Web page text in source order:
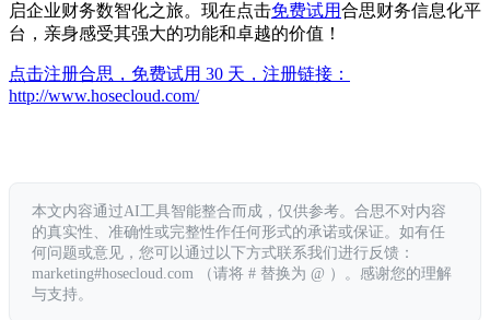
启企业财务数智化之旅。现在点击免费试用合思财务信息化平
台，亲身感受其强大的功能和卓越的价值！
点击注册合思，免费试用 30 天，注册链接：
http://www.hosecloud.com/
本文内容通过AI工具智能整合而成，仅供参考。合思不对内容
的真实性、准确性或完整性作任何形式的承诺或保证。如有任
何问题或意见，您可以通过以下方式联系我们进行反馈：
marketing#hosecloud.com （请将 # 替换为 @ ）。感谢您的理解
与支持。